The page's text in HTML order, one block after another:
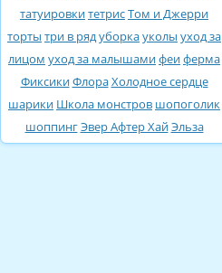
татуировкитетрисТом и Джерри
торты три в рядуборкауколы уход за
лицом уход за малышамифеиферма
ФиксикиФлораХолодное сердце
шарики Школа монстров шопоголик
шоппингЭвер Афтер ХайЭльза